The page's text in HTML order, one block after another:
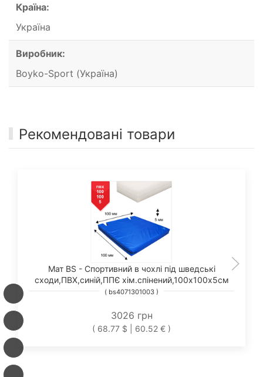
Країна:
Україна
Виробник:
Boyko-Sport (Україна)
Рекомендовані товари
Мат BS - Спортивний в чохлі під шведські
сходи,ПВХ,синій,ППЄ хім.спінений,100х100х5см
( bs4071301003 )
3026 грн
( 68.77 $ | 60.52 € )